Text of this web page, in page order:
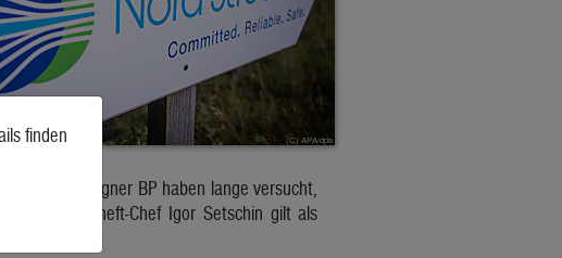
Anteilseigner BP haben lange versucht,
Rosneft-Chef Igor Setschin gilt als
finden